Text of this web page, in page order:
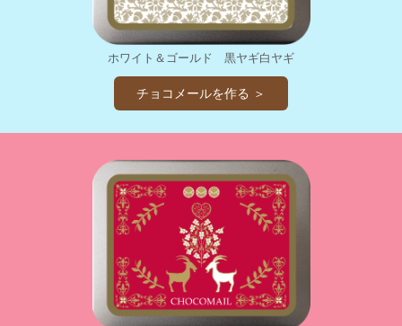
ホワイト＆ゴールド 黒ヤギ白ヤギ
チョコメールを作る ＞